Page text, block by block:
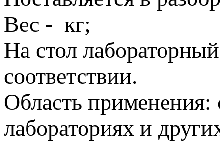
Вес - кг;
На стол
соответствии.
Область применения:
лабораториях и